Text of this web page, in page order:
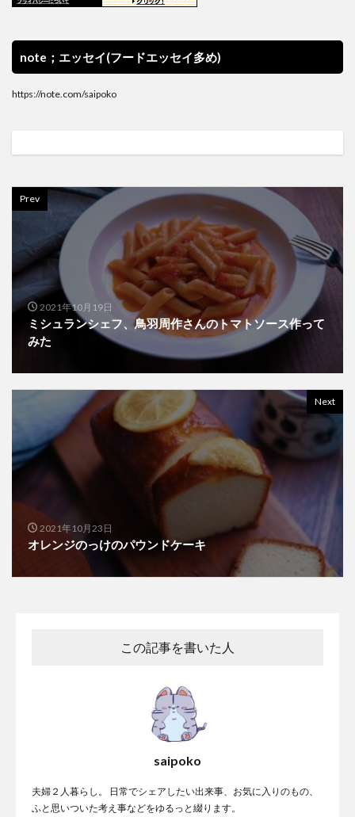
note；エッセイ(フードエッセイ多め)
https://note.com/saipoko
Prev
2021年10月19日
ミシュランシェフ、鳥羽周作さんのトマトソース作って
みた
Next
2021年10月23日
オレンジのっけのパウンドケーキ
この記事を書いた人
saipoko
夫婦２人暮らし。 日常でシェアしたい出来事、お気に入りのもの、
ふと思いついた考え事などをゆるっと綴ります。